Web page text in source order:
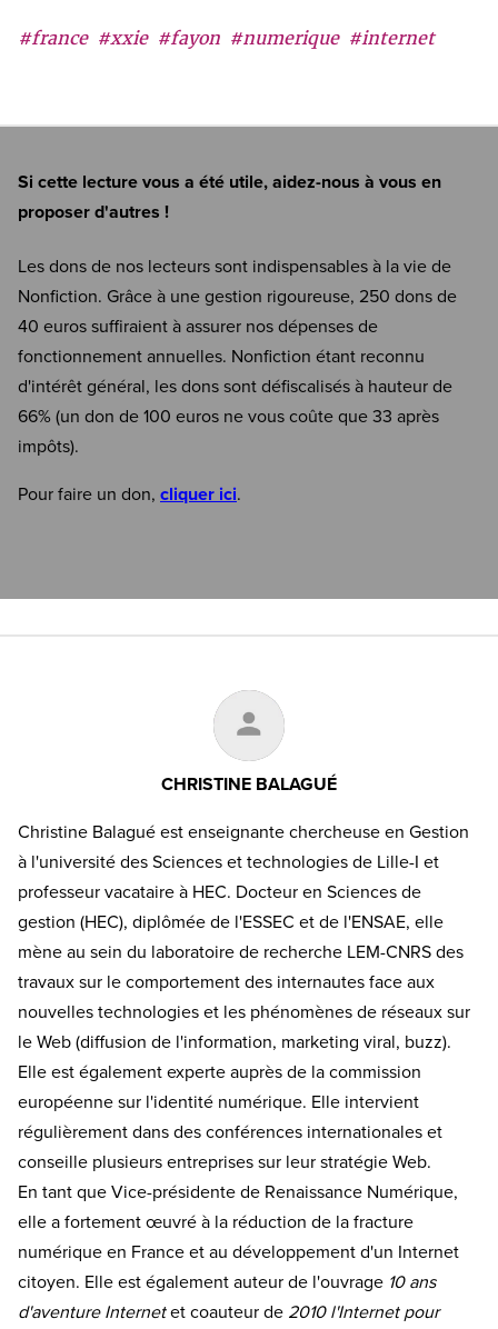
#france #xxie #fayon #numerique #internet
Si cette lecture vous a été utile, aidez-nous à vous en
proposer d'autres !
Les dons de nos lecteurs sont indispensables à la vie de
Nonfiction. Grâce à une gestion rigoureuse, 250 dons de
40 euros suffiraient à assurer nos dépenses de
fonctionnement annuelles. Nonfiction étant reconnu
d'intérêt général, les dons sont défiscalisés à hauteur de
66% (un don de 100 euros ne vous coûte que 33 après
impôts).
Pour faire un don, cliquer ici.
CHRISTINE BALAGUÉ
Christine Balagué est enseignante chercheuse en Gestion
à l'université des Sciences et technologies de Lille-I et
professeur vacataire à HEC. Docteur en Sciences de
gestion (HEC), diplômée de l'ESSEC et de l'ENSAE, elle
mène au sein du laboratoire de recherche LEM-CNRS des
travaux sur le comportement des internautes face aux
nouvelles technologies et les phénomènes de réseaux sur
le Web (diffusion de l'information, marketing viral, buzz).
Elle est également experte auprès de la commission
européenne sur l'identité numérique. Elle intervient
régulièrement dans des conférences internationales et
conseille plusieurs entreprises sur leur stratégie Web.
En tant que Vice-présidente de Renaissance Numérique,
elle a fortement œuvré à la réduction de la fracture
numérique en France et au développement d'un Internet
citoyen. Elle est également auteur de l'ouvrage 10 ans
d'aventure Internetet coauteur de 2010 l'Internet pour